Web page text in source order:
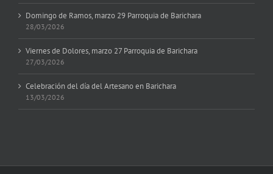
Domingo de Ramos, marzo 29 Parroquia de Barichara
28/03/2026
Viernes de Dolores, marzo 27 Parroquia de Barichara
27/03/2026
Celebración del día del Artesano en Barichara
13/03/2026